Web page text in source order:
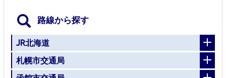
路線から探す
JR北海道
札幌市交通局